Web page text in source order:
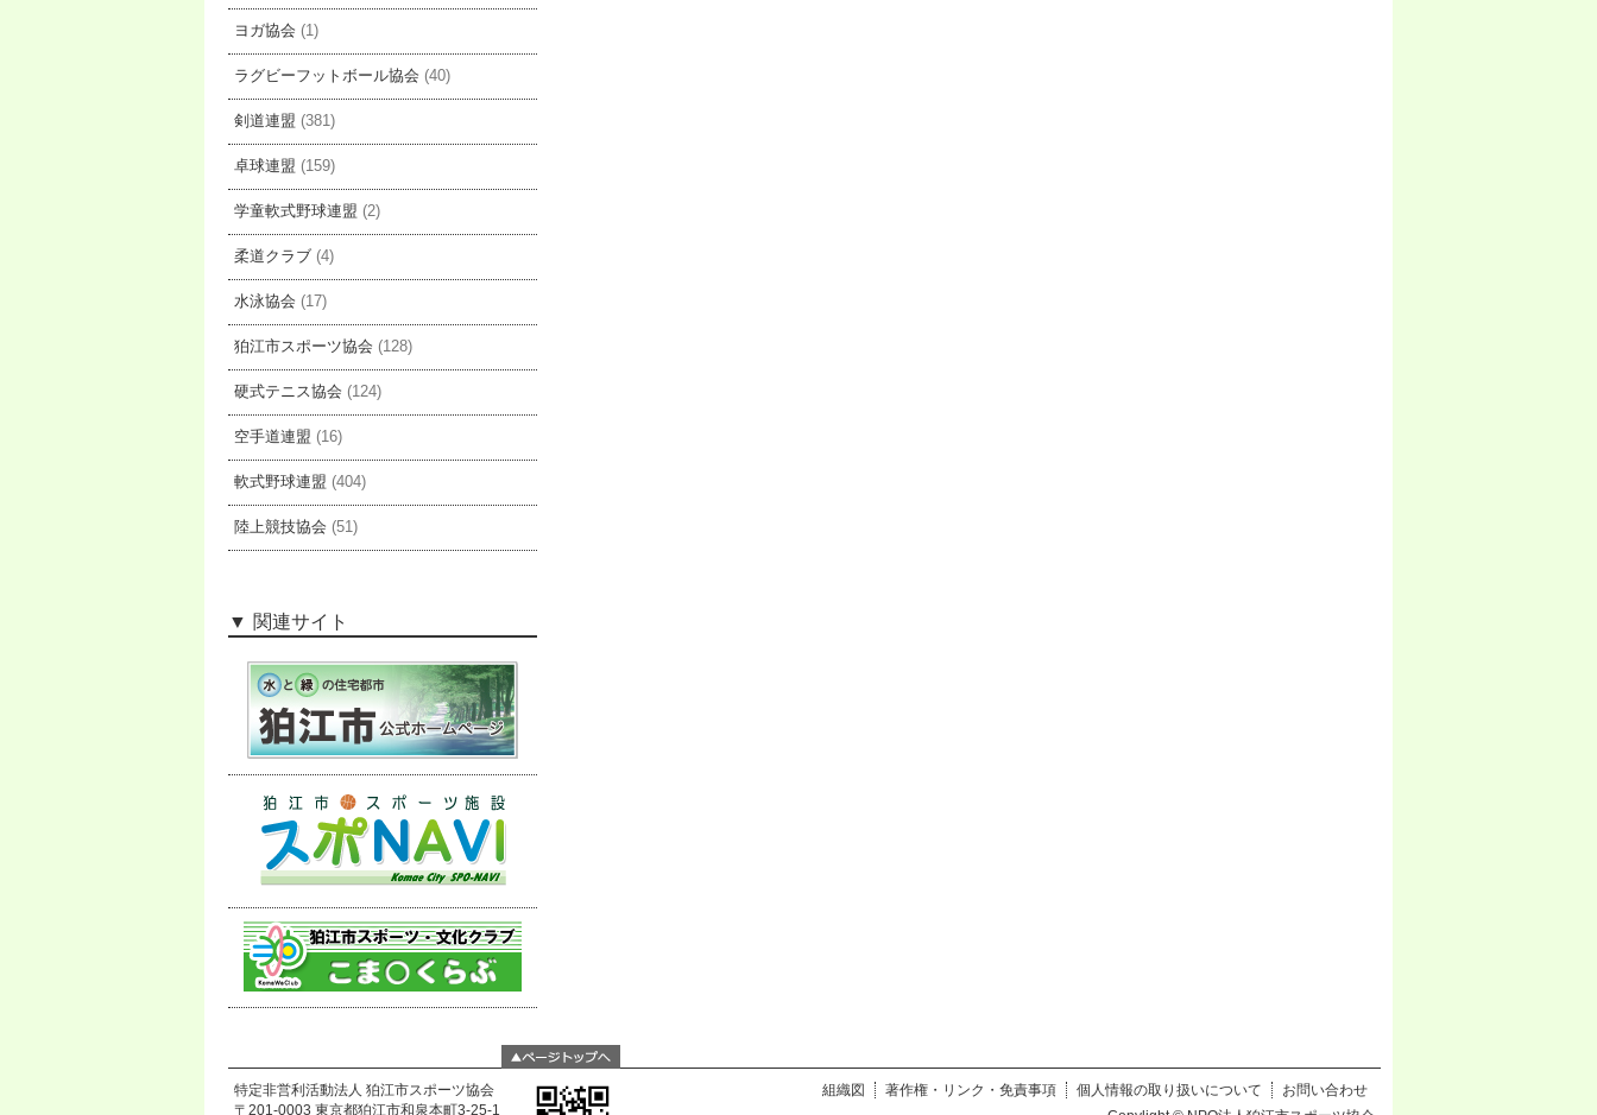
ヨガ協会 (1)
ラグビーフットボール協会 (40)
剣道連盟 (381)
卓球連盟 (159)
学童軟式野球連盟 (2)
柔道クラブ (4)
水泳協会 (17)
狛江市スポーツ協会 (128)
硬式テニス協会 (124)
空手道連盟 (16)
軟式野球連盟 (404)
陸上競技協会 (51)
関連サイト
特定非営利活動法人 狛江市スポーツ協会
〒201-0003 東京都狛江市和泉本町3-25-1
組織図 著作権・リンク・免責事項 個人情報の取り扱いについて
お問い合わせ